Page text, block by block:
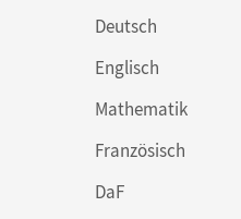
Deutsch
Englisch
Mathematik
Französisch
DaF